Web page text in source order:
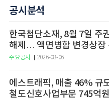
공시분석
한국첨단소재, 8월 7일 주
해제… 액면병합 변경상장
주요공시 2026-08-06
에스트래픽, 매출 46% 규
철도신호사업부문 745억